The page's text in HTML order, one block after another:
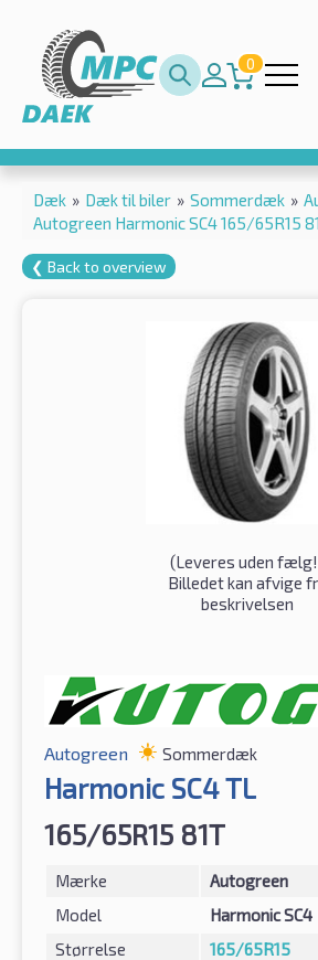
0
Dæk » Dæk til biler » Sommerdæk »
Autogreen Harmonic SC4 165/65R15
❮ Back to overview
(Leveres uden fælg!
Billedet kan afvige
beskrivelsen
Autogreen Sommerdæk
Harmonic SC4 TL
165/65R15 81T
Mærke
Autogreen
Model
Harmonic SC4
Størrelse
165/65R15